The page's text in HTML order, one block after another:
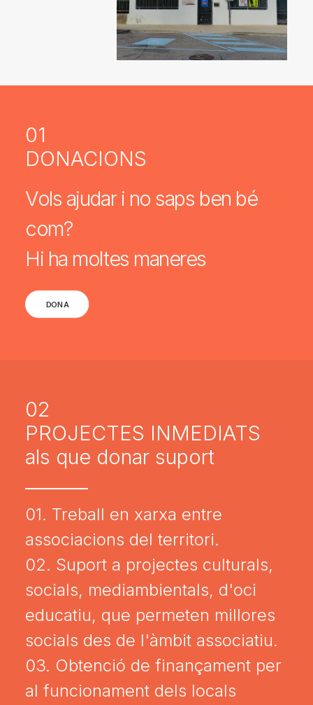
01
DONACIONS
Vols ajudar i no saps ben bé
com?
Hi ha moltes maneres
DONA
02
PROJECTES INMEDIATS
als que donar suport
01. Treball en xarxa entre
associacions del territori.
02. Suport a projectes culturals,
socials, mediambientals, d'oci
educatiu, que permeten millores
socials des de l'àmbit associatiu.
03. Obtenció de finançament per
al funcionament dels locals